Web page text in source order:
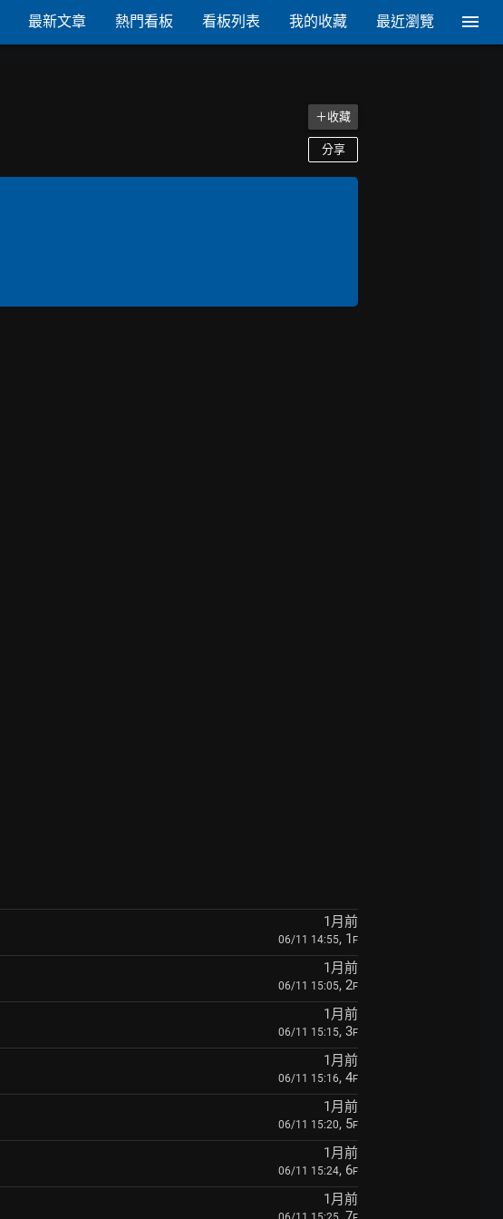
最新文章 熱門看板 看板列表 我的收藏 最近瀏覽
＋收藏
分享
1月前
06/11 14:55, 1 F
1月前
06/11 15:05, 2F
1月前
06/11 15:15, 3F
1月前
06/11 15:16, 4F
1月前
06/11 15:20, 5F
1月前
06/11 15:24, 6F
1月前